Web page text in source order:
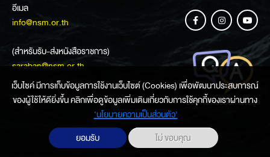
อีเมล
info@nsm.or.th
(สำหรับรับ-ส่งหนังสือราชการ)
saraban@nsm.or.th
ช่องทางการสอบถามข้อมูล
เว็บไซค์ มีการเก็บข้อมูลการใช้งานเว็บไซต์ (Cookies) เพื่อพัฒนาประสบการณ์
ของผู้ใช้ให้ดียิ่งขึ้น คลิกเพื่อดูข้อมูลเพิ่มเติมเกี่ยวกับการใช้คุกกี้ของเราผ่านทาง
‘นโยบายความเป็นส่วนตัว'
ยอมรับ
ไม่ ขอบคุณ